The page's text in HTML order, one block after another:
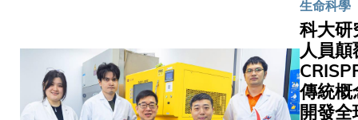
生命科學
科大研
人員顛
傳統概
開發全